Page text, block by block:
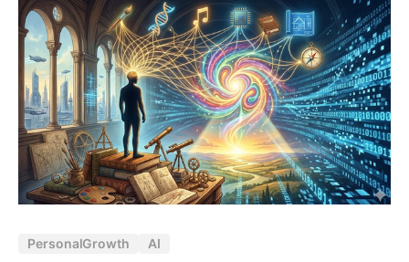
以為的冰浴 vs 我看到的冰浴 我原本以為冰浴是三溫暖那
種設定：一個大空間裡，有個冰泉，你想泡就泡。結果完
全不是。 它就是一間店，名字直接叫 Ice Bath Club。很
小，但很精準，像一個為「恢復」而生的冷熱實驗室。裡
面大概是這樣的設定： * 兩個冰池 * 一池大概3～
5°C（反正就是** 5°
PersonalGrowth AI